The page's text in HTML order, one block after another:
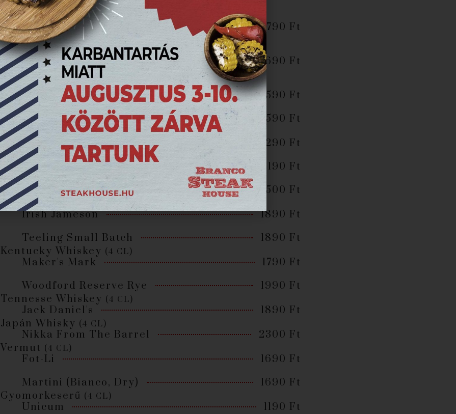
Guatemala
Don Papa Masskara 2790 Ft
Fülöp-szigetek
Dictador 12 years 2690 Ft
Kolumbia
Bacardi Carta Blanca
1590 Ft
Bacardi Carta Negra
1590 Ft
Skót Whisky(4 CL)
The Macallan 12 years
3290 Ft
Johnnie Walker 12 Black Label
2190 Ft
Chivas Regal 18 years
3500 Ft
Ír Whiskey
Irish Jameson
1890 Ft
Teeling Small Batch
1890 Ft
Kentucky Whiskey (4 CL)
Maker's Mark
1790 Ft
Woodford Reserve Rye
1990 Ft
Tennesse Whiskey (4 CL)
Jack Daniel's
1890 Ft
Japán Whisky (4 CL)
Nikka From The Barrel
2300 Ft
Vermut (4 CL)
Fot-Li
1690 Ft
Martini (Bianco, Dry)
1690 Ft
Gyomorkeserű (4 CL)
Unicum
1190 Ft